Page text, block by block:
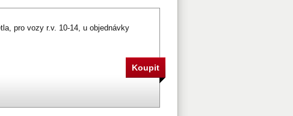
pro vozy r.v. 10-14, u objednávky